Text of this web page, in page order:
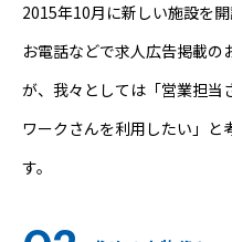
2015年10月に新しい施設を
お電話などで求人広告掲載
が、我々としては「営業担当
ワークさんを利用したい」と
す。